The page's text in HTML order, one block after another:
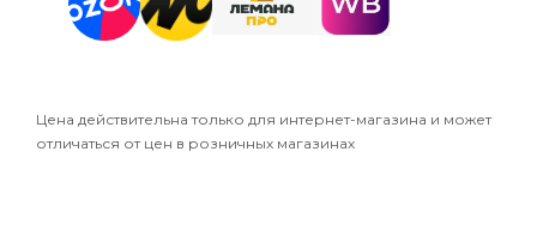
Цена действительна только для интернет-магазина и может
отличаться от цен в розничных магазинах